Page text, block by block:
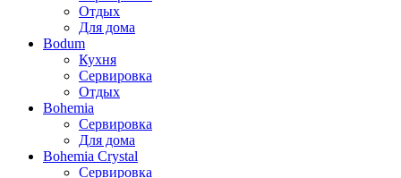
Отдых
Для дома
Bodum
Кухня
Сервировка
Отдых
Bohemia
Сервировка
Для дома
Bohemia Crystal
Сервировка